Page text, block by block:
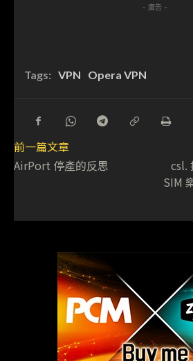
- 廣告 -
Tags: VPN Opera VPN
前一篇文章
AirPort 停產的反思
csl.
SIM